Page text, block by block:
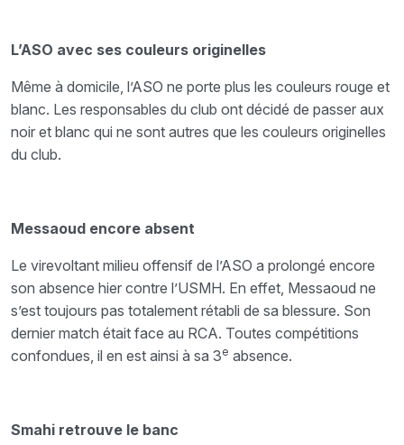
L’ASO avec ses couleurs originelles
Même à domicile, l’ASO ne porte plus les couleurs rouge et
blanc. Les responsables du club ont décidé de passer aux
noir et blanc qui ne sont autres que les couleurs originelles
du club.
Messaoud encore absent
Le virevoltant milieu offensif de l’ASO a prolongé encore
son absence hier contre l’USMH. En effet, Messaoud ne
s’est toujours pas totalement rétabli de sa blessure. Son
dernier match était face au RCA. Toutes compétitions
confondues, il en est ainsi à sa 3e absence.
Smahi retrouve le banc